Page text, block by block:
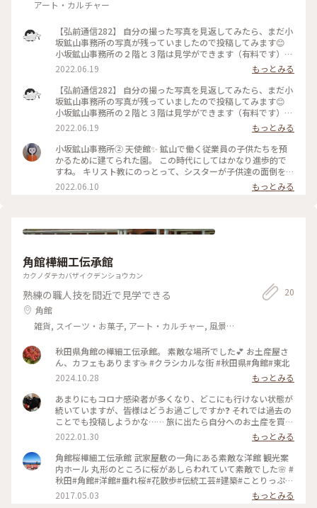
アート・カルチャー
【弘前通信282】 自分の撮った写真を見返してみたら、まだ小
坂鉱山事務所の写真が残っていましたので投稿してみます😊
小坂鉱山事務所の２階と３階は見学ができます（有料です）。
小坂町や小坂鉱山の歴史、小坂鉱山に関わりのあった人物の紹
介がされています。 小さな町ですが、むかしむかしは東京の次
に賑わった町だったのではと思う町です🌟 ぜひ、秋田県や青
森県に旅行に来られた方は、ぜひ立ち寄ってみてください🚌
2022.6.4撮影 #Myことりっぷ #ヒーリング旅 #春風さんぽ #秋
田県 #小坂町 #小坂鉱山事務所
2022.06.19
もっとみる
【弘前通信282】 自分の撮った写真を見返してみたら、まだ小
坂鉱山事務所の写真が残っていましたので投稿してみます😊
小坂鉱山事務所の２階と３階は見学ができます（有料です）。
小坂町や小坂鉱山の歴史、小坂鉱山に関わりのあった人物の紹
介がされています。 小さな町ですが、むかしむかしは東京の次
に賑わった町だったのではと思う町です🌟 ぜひ、秋田県や青
森県に旅行に来られた方は、ぜひ立ち寄ってみてください🚌
2022.6.4撮影 #Myことりっぷ #ヒーリング旅 #春風さんぽ #秋
2022.06.19
もっとみる
小坂鉱山事務所② 天使館✨ 鉱山で働く従業員の子供たちを預
かるために建てられた園。 この時代にしてはかなり進歩的で
すね。 キリスト教にのっとって、シスターが子供達の面倒をみ
ていたそうです。 とても進歩的で発展していた小坂鉱山、当時
はとても賑やかな町だったのでしょうね😊 #秋田県 #小坂町 #
2022.06.10 もっとみる
角館樺細工伝承館
カクノダテカバザイクデンショウカン
熟練の職人技を間近で見学できる
角館
雑貨, スイーツ・お菓子, アート・カルチャー, 風景・
20
秋田県角館の樺細工伝承館。 素敵な場所でした💕 お土産屋さ
ん、カフェもあります☕️ #クラシカルな街 #秋田県#角館#東北
2024.10.28
もっとみる
あまりにもコロナ感染者が多くなり、どこにも行けない状態が
続いていますが、皆様はどうお過ごしですか❓️ それでは過去の
ことでも投稿しようかな…… 旅に出たら自分へのお土産を買い
求めませんか❓️ ほんのちょっと記念になるものやら…… 収集し
ているものやら…… エイヤッと(*￣∇￣)ノちょっと高価なも
のを購入するとか……色々ですよね😉 🌸2011年 5月🌸 東北に
ツアーで桜を見に行きました。 弘前城の桜🌸は散り際……昼夜
の桜を見られ感激(*´∀`)♪ 角館のしだれ桜はちょっと遅かっ
のがこれ☝️ 樺細工の茶筒が欲しかったんですよ😉 【樺細工】
2022.01.30
もっとみる
角館桜樺細工伝承館 武家屋敷の一角にある素敵な洋館 観光案
内ホール 丸形のところに桜があしらわれていて素敵でした🌸 #
秋田#角館#洋館#垂れ桜#花散歩#伝統工芸#建築#ことりっぷ秋
田#レトロ#クラシカル
2017.05.03 もっとみる